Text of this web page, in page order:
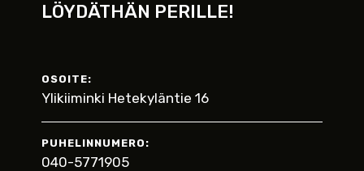
LÖYDÄTHÄN PERILLE!
OSOITE:
Ylikiiminki Hetekyläntie 16
PUHELINNUMERO:
040-5771905